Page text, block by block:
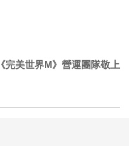
《完美世界M》營運團隊敬上